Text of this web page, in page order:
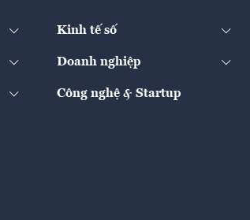
Kinh tế số
Doanh nghiệp
Công nghệ & Startup